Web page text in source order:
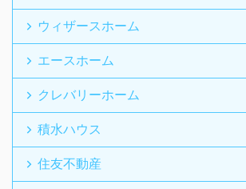
ウィザースホーム
エースホーム
クレバリーホーム
積水ハウス
住友不動産